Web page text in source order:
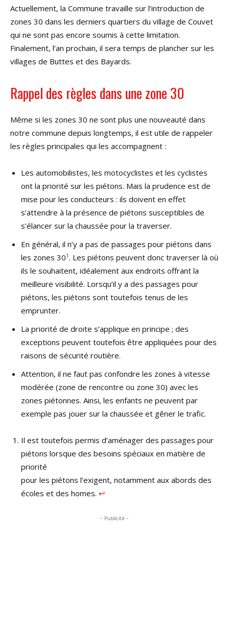
Actuellement, la Commune travaille sur l’introduction de
zones 30 dans les derniers quartiers du village de Couvet
qui ne sont pas encore soumis à cette limitation.
Finalement, l’an prochain, il sera temps de plancher sur les
villages de Buttes et des Bayards.
Rappel des règles dans une zone 30
Même si les zones 30 ne sont plus une nouveauté dans
notre commune depuis longtemps, il est utile de rappeler
les règles principales qui les accompagnent :
Les automobilistes, les motocyclistes et les cyclistes
ont la priorité sur les piétons. Mais la prudence est de
mise pour les conducteurs : ils doivent en effet
s’attendre à la présence de piétons susceptibles de
s’élancer sur la chaussée pour la traverser.
En général, il n’y a pas de passages pour piétons dans
les zones 301. Les piétons peuvent donc traverser là où
ils le souhaitent, idéalement aux endroits offrant la
meilleure visibilité. Lorsqu’il y a des passages pour
piétons, les piétons sont toutefois tenus de les
emprunter.
La priorité de droite s’applique en principe ; des
exceptions peuvent toutefois être appliquées pour des
raisons de sécurité routière.
Attention, il ne faut pas confondre les zones à vitesse
modérée (zone de rencontre ou zone 30) avec les
zones piétonnes. Ainsi, les enfants ne peuvent par
exemple pas jouer sur la chaussée et gêner le trafic.
Il est toutefois permis d’aménager des passages pour
piétons lorsque des besoins spéciaux en matière de
priorité
pour les piétons l’exigent, notamment aux abords des
écoles et des homes. ↩︎
- Publicité -